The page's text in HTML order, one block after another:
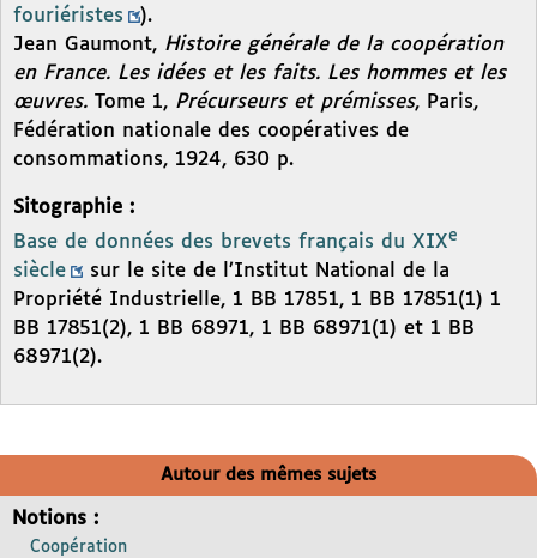
fouriéristes
).
Jean Gaumont, Histoire générale de la coopération
en France. Les idées et les faits. Les hommes et les
œuvres. Tome 1, Précurseurs et prémisses, Paris,
Fédération nationale des coopératives de
consommations, 1924, 630 p.
Sitographie :
Base de données des brevets français du XIXe
siècle
sur le site de l’Institut National de la
Propriété Industrielle, 1 BB 17851, 1 BB 17851(1) 1
BB 17851(2), 1 BB 68971, 1 BB 68971(1) et 1 BB
68971(2).
Autour des mêmes sujets
Notions :
Coopération